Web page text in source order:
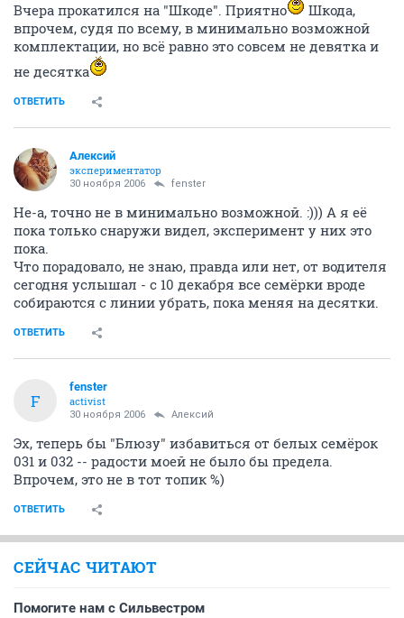
Вчера прокатился на "Шкоде". Приятно
Шкода,
впрочем, судя по всему, в минимально возможной
комплектации, но всё равно это совсем не девятка и
не десятка
ОТВЕТИТЬ
Алексий
экспериментатор
30 ноября 2006 fenster
Не-а, точно не в минимально возможной. :))) А я её
пока только снаружи видел, эксперимент у них это
пока.
Что порадовало, не знаю, правда или нет, от водителя
сегодня услышал - с 10 декабря все семёрки вроде
собираются с линии убрать, пока меняя на десятки.
ОТВЕТИТЬ
F
fenster
activist
30 ноября 2006 Алексий
Эх, теперь бы "Блюзу" избавиться от белых семёрок
031 и 032 -- радости моей не было бы предела.
Впрочем, это не в тот топик %)
ОТВЕТИТЬ
СЕЙЧАС ЧИТАЮТ
Помогите нам с Сильвестром